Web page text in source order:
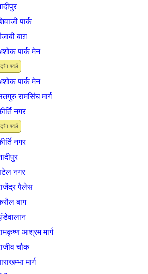
पार्क
बाग़
ट्रैन बदलें
पार्क मेन
पार्क मेन
रामसिंघ मार्ग
ट्रैन बदलें
नगर
नगर
नगर
पैलेस
बाग
आश्रम मार्ग
चौक
मार्ग